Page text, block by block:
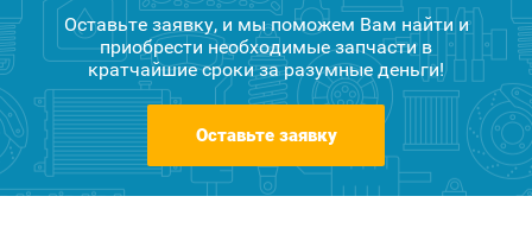
Оставьте заявку, и мы поможем Вам найти и
приобрести необходимые запчасти в
кратчайшие сроки за разумные деньги!
Оставьте заявку